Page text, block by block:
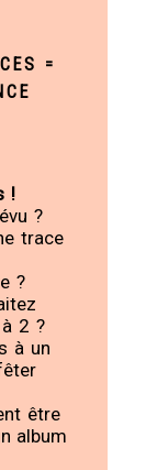
=
!
?
trace
?
2 ?
à un
être
album